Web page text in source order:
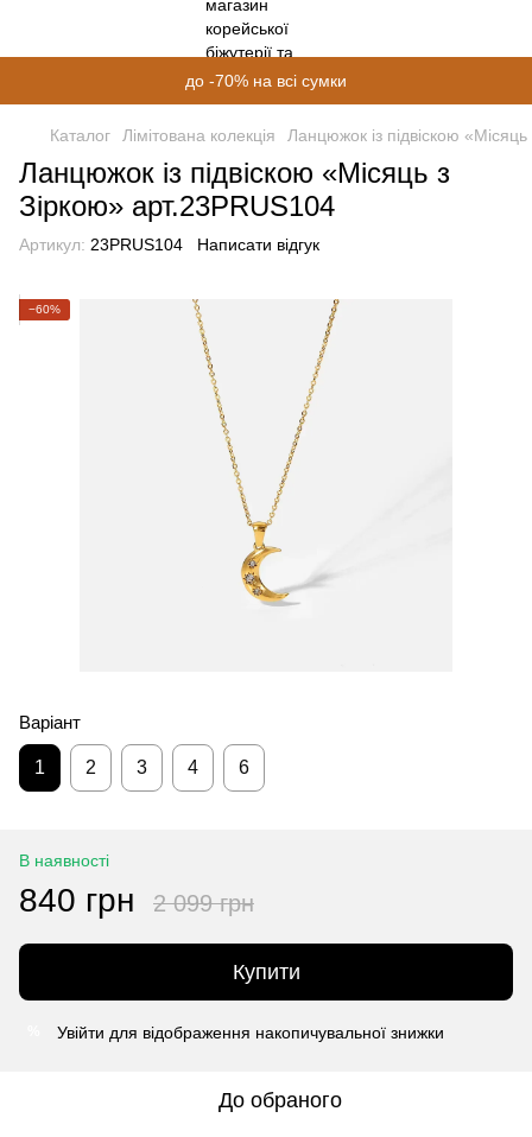
до -70% на всі сумки
Каталог Лімітована колекція Ланцюжок із підвіскою
Ланцюжок із підвіскою «Місяць з
Зіркою» арт.23PRUS104
Артикул: 23PRUS104 Написати відгук
−60%
Варіант
1 2 3 4 6
В наявності
840 грн 2 099 грн
Купити
Увійти для відображення накопичувальної знижки
До обраного